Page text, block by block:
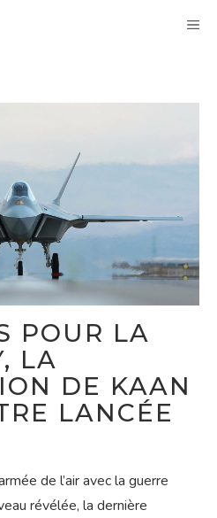
POUR LA
LA
DE KAAN
LANCÉE
de l’air avec la guerre
révélée, la dernière